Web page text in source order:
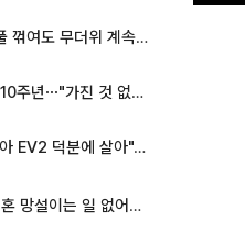
[내일 날씨] 폭염 한풀 꺾여도 무더위 계속⋯동해안 이틀 연속 비
임영웅, 어느덧 데뷔 10주년⋯"가진 것 없던 시절, 내 앞엔 20명의 팬뿐"
'굿 윌 헌팅' 배우 "기아 EV2 덕분에 살아"…교통사고 후 안전성 극찬
李대통령 “청년이 결혼 망설이는 일 없어야...제도상 불이익 조사”